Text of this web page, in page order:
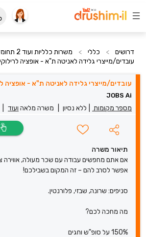
דרושים > כללי > משרות כלליות ועוד 2 תחומים
עובדים/מייצרי גלידה לאניטה ת"א - אופציה
עובדים/מייצרי גלידה לאניטה ת"א - אופציה
JOBS Ai
מספר מקומות ללא נסיון משרה מלאה ועוד
תיאור משרה
אם אתם מחפשים עבודה עם שכר מעולה, אווירה
אפשר לסרב להם – זה המקום בשבילכם!
סניפים: שרונה, שבזי, פלורנטין.
מה מחכה לכם?
150% על סופ"ש וחגים